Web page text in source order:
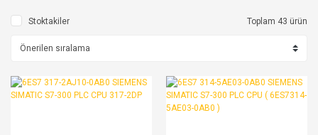
Stoktakiler Toplam 43 ürün